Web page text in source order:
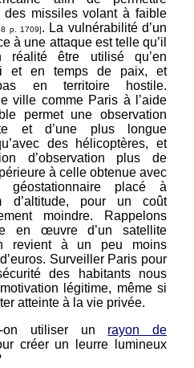
des missiles volant à faible
p. 1709]. La vulnérabilité d’un
à une attaque est telle qu’il
être utilisé qu’en
et en temps de paix, et
en territoire hostile.
ville comme Paris à l’aide
permet une observation
et d’une plus longue
des hélicoptères, et
d’observation plus de
à celle obtenue avec
géostationnaire placé à
pour un coût
moindre. Rappelons
en œuvre d’un satellite
revient à un peu moins
Surveiller Paris pour
des habitants nous
légitime, même si
atteinte à la vie privée.
on utiliser un rayon de
créer un leurre lumineux